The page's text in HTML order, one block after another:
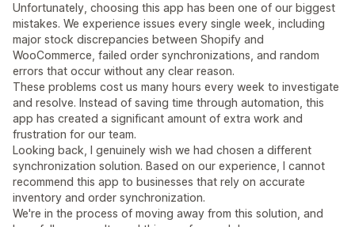
Unfortunately, choosing this app has been one of our biggest
mistakes. We experience issues every single week, including
major stock discrepancies between Shopify and
WooCommerce, failed order synchronizations, and random
errors that occur without any clear reason.
These problems cost us many hours every week to investigate
and resolve. Instead of saving time through automation, this
app has created a significant amount of extra work and
frustration for our team.
Looking back, I genuinely wish we had chosen a different
synchronization solution. Based on our experience, I cannot
recommend this app to businesses that rely on accurate
inventory and order synchronization.
We're in the process of moving away from this solution, and